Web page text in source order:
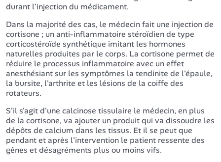
durant l'injection du médicament.
Dans la majorité des cas, le médecin fait une injection de
cortisone ; un anti-inflammatoire stéroïdien de type
corticostéroïde synthétique imitant les hormones
naturelles produites par le corps. La cortisone permet de
réduire le processus inflammatoire avec un effet
anesthésiant sur les symptômes la tendinite de l'épaule,
la bursite, l'arthrite et les lésions de la coiffe des
rotateurs.
S'il s'agit d'une calcinose tissulaire le médecin, en plus
de la cortisone, va ajouter un produit qui va dissoudre les
dépôts de calcium dans les tissus. Et il se peut que
pendant et après l'intervention le patient ressente des
gênes et désagréments plus ou moins vifs.